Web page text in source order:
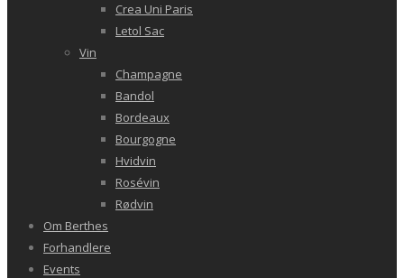
Crea Uni Paris
Letol Sac
Vin
Champagne
Bandol
Bordeaux
Bourgogne
Hvidvin
Rosévin
Rødvin
Om Berthes
Forhandlere
Events